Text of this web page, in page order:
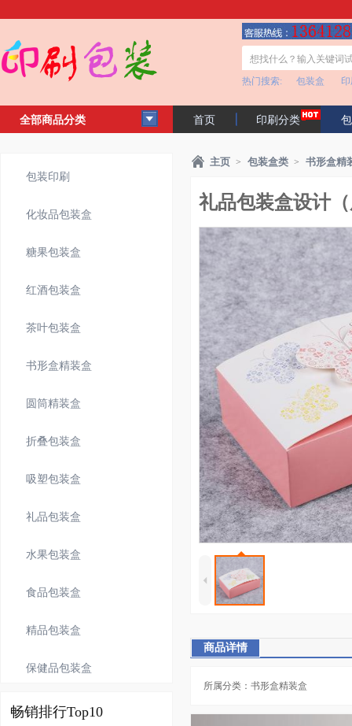
热门搜索: 包装盒
全部商品分类 首页 印刷分类
包装印刷
化妆品包装盒
糖果包装盒
红酒包装盒
茶叶包装盒
书形盒精装盒
圆筒精装盒
折叠包装盒
吸塑包装盒
礼品包装盒
水果包装盒
食品包装盒
精品包装盒
保健品包装盒
畅销排行Top10
主页 > 包装盒类 > 书形盒精
礼品包装盒设计
4
商品详情
所属分类：书形盒精装盒